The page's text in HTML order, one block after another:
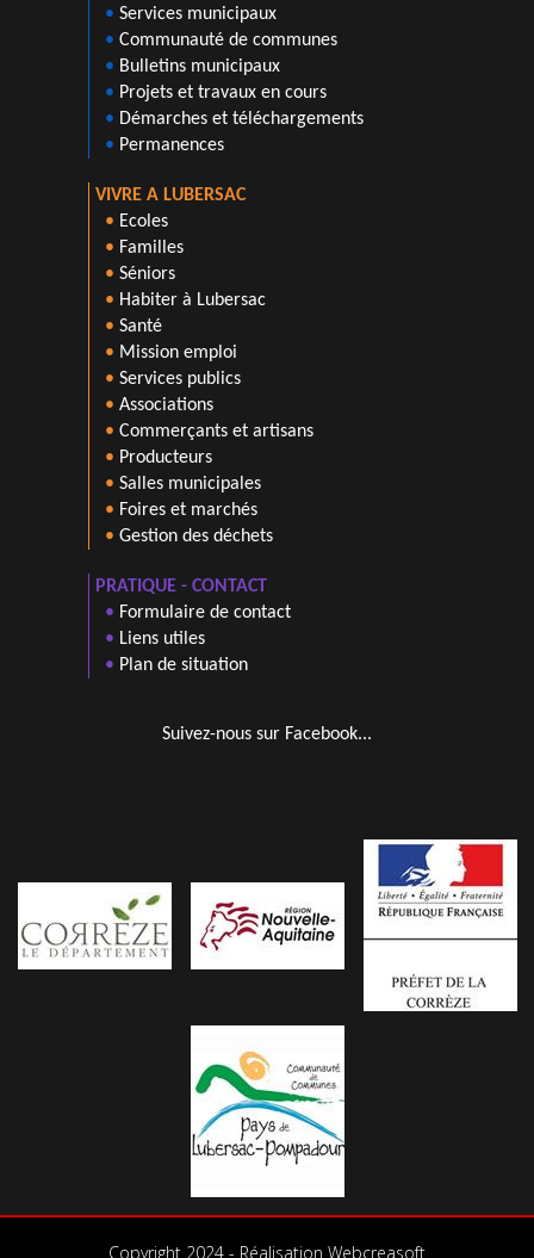
• Services municipaux
• Communauté de communes
• Bulletins municipaux
• Projets et travaux en cours
• Démarches et téléchargements
• Permanences
VIVRE A LUBERSAC
• Ecoles
• Familles
• Séniors
• Habiter à Lubersac
• Santé
• Mission emploi
• Services publics
• Associations
• Commerçants et artisans
• Producteurs
• Salles municipales
• Foires et marchés
• Gestion des déchets
PRATIQUE - CONTACT
• Formulaire de contact
• Liens utiles
• Plan de situation
Suivez-nous sur Facebook...
Copyright 2024 - Réalisation Webcreasoft